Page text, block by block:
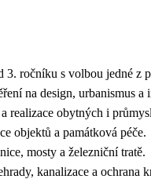
ročníku s volbou jedné z
na design, urbanismus a
realizace obytných i
objektů a památková péče.
mosty a železniční tratě.
kanalizace a ochrana